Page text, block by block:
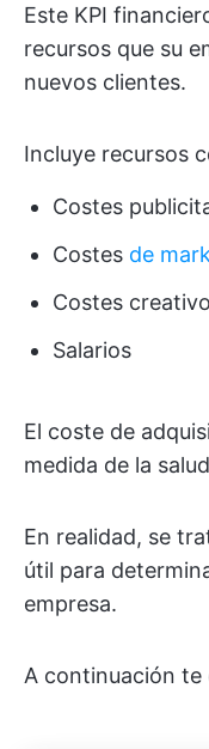
Este KPI
recursos que su
nuevos clientes.
Incluye recursos
Costes
Costes de
Costes
Salarios
El coste de
medida de la
En realidad, se
útil para
empresa.
A continuación te